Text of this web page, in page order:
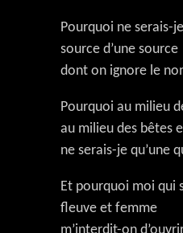
Pourquoi ne serais-
source d’une source
dont on ignore le
Pourquoi au milieu
au milieu des bêtes
ne serais-je qu’une
Et pourquoi moi qui
fleuve et femme
m’interdit-on